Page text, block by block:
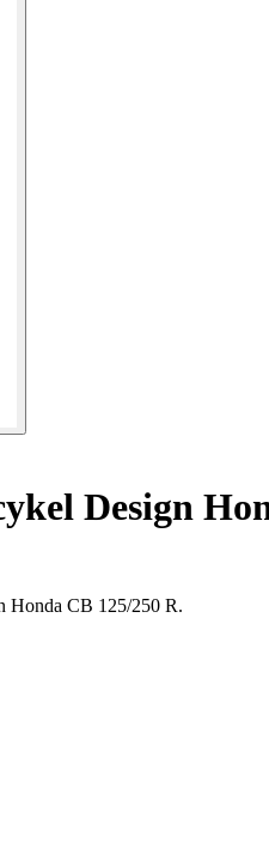
Design
Honda CB 125/250 R.